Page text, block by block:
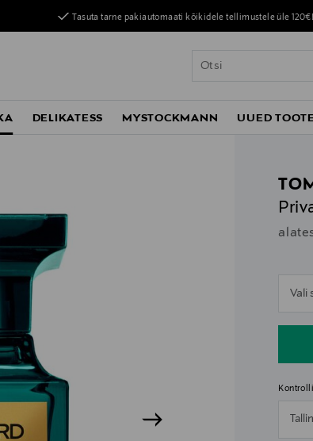
Tasuta tarne pakiautomaati kõikidele tellimustele üle 120€!
DELIKATESS MYSTOCKMANN UUED
Vali